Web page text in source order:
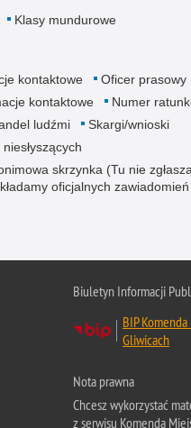
Klasy mundurowe
kontaktowe
Oficer prasowy
kontaktowe
Numer
ludźmi
Skargi/wnioski
skrzynka (Tu nie
oficjalnych
Biuletyn Informacji
BIP
Gliwicach
Nota prawna
Chcesz wykorzystać
z serwisu Komenda